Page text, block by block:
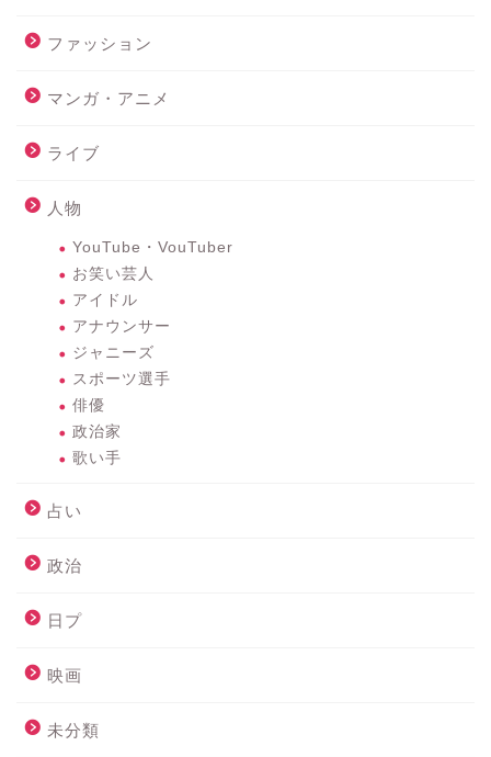
ファッション
マンガ・アニメ
ライブ
人物
YouTube・VouTuber
お笑い芸人
アイドル
アナウンサー
ジャニーズ
スポーツ選手
俳優
政治家
歌い手
占い
政治
日プ
映画
未分類